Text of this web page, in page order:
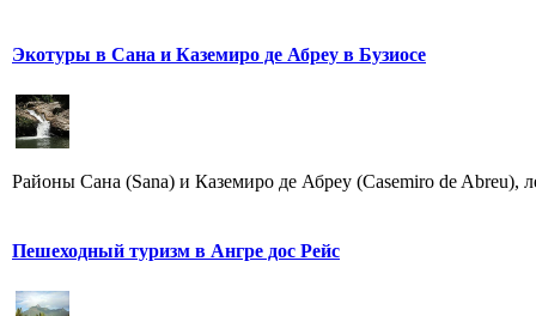
Экотуры в Сана и Каземиро де Абреу в Бузиосе
Районы Сана (Sana) и Каземиро де Абреу (Casemiro de Abreu),
Пешеходный туризм в Ангрe дос Рейс